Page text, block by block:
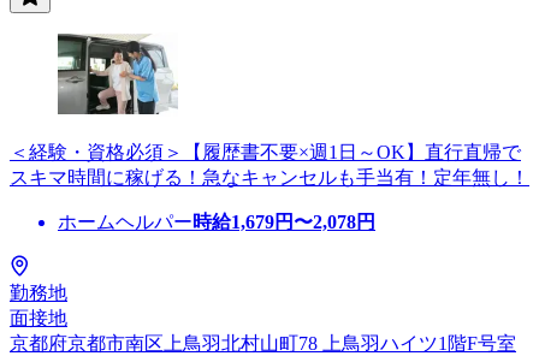
＜経験・資格必須＞【履歴書不要×週1日～OK】直行直帰で
スキマ時間に稼げる！急なキャンセルも手当有！定年無し！
ホームヘルパー時給1,679円〜2,078円
勤務地
面接地
京都府京都市南区上鳥羽北村山町78 上鳥羽ハイツ1階F号室